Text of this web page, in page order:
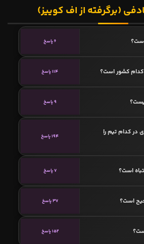
(برگرفته از اف کوییز)
6 پاسخ
کدام کشور است؟ 114 پاسخ
9 پاسخ
در کدام تیم را
194 پاسخ
است؟ 7 پاسخ
است؟ 37 پاسخ
152 پاسخ